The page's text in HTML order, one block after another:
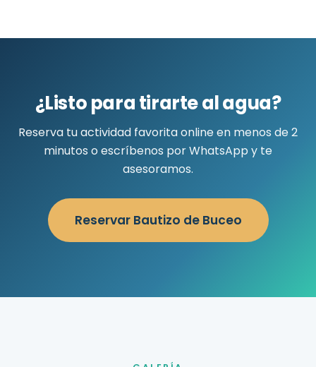
¿Listo para tirarte al agua?
Reserva tu actividad favorita online en menos de 2
minutos o escríbenos por WhatsApp y te
asesoramos.
Reservar Bautizo de Buceo